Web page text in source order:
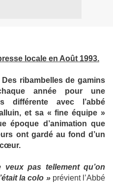
locale en Août 1993.
Des ribambelles de gamins
année pour une
différente avec l’abbé
et sa « fine équipe »
époque d’animation que
ont gardé au fond d’un
pas tellement qu’on
la colo »prévient l’Abbé